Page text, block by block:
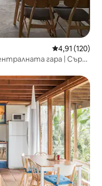
Средна
4,91 (120)
гара | Съри